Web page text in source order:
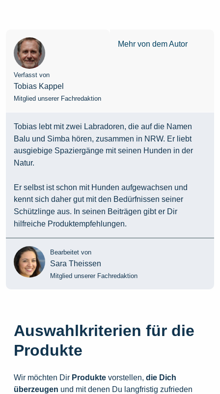
Verfasst von
Tobias Kappel
Mitglied unserer Fachredaktion
Mehr von dem Autor
Tobias lebt mit zwei Labradoren, die auf die Namen
Balu und Simba hören, zusammen in NRW. Er liebt
ausgiebige Spaziergänge mit seinen Hunden in der
Natur.
Er selbst ist schon mit Hunden aufgewachsen und
kennt sich daher gut mit den Bedürfnissen seiner
Schützlinge aus. In seinen Beiträgen gibt er Dir
hilfreiche Produktempfehlungen.
Bearbeitet von
Sara Theissen
Mitglied unserer Fachredaktion
Auswahlkriterien für die
Produkte
Wir möchten Dir Produkte vorstellen, die Dich
überzeugen und mit denen Du langfristig zufrieden